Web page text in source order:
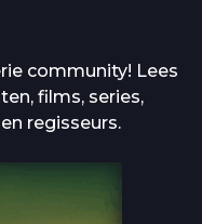
community! Lees
films, series,
regisseurs.